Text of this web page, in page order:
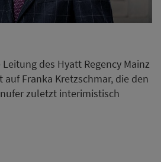
des Hyatt Regency Mainz
Franka Kretzschmar, die den
zuletzt interimistisch